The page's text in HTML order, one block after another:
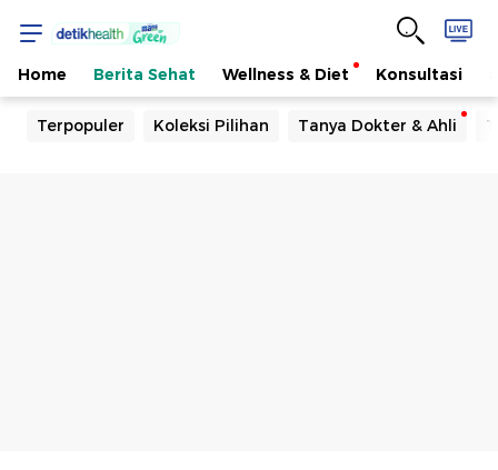
Home Berita Sehat Wellness & Diet Konsultasi
Terpopuler Koleksi Pilihan Tanya Dokter & Ahli